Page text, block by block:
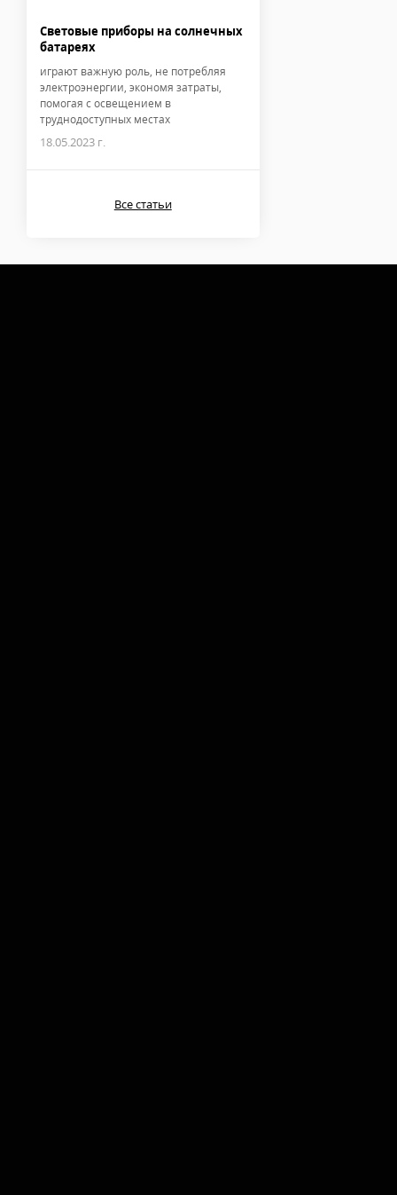
Световые приборы на солнечных
батареях
играют важную роль, не потребляя
электроэнергии, экономя затраты,
помогая с освещением в
труднодоступных местах
18.05.2023 г.
Все статьи